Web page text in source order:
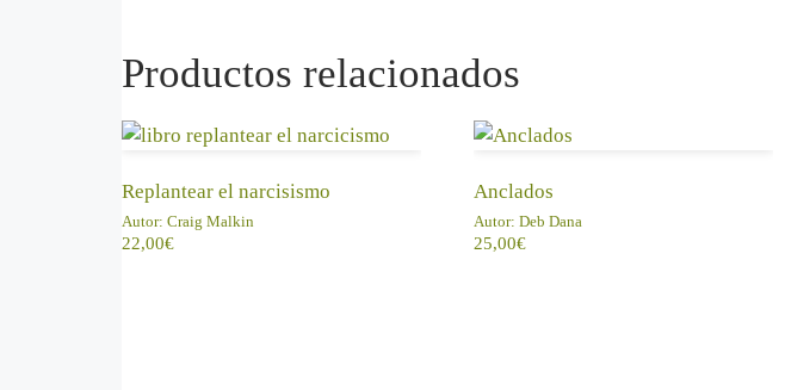
Productos relacionados
Replantear el narcisismo
Autor: Craig Malkin
22,00€
Anclados
Autor: Deb Dana
25,00€